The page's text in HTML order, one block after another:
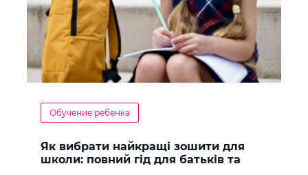
Обучение ребенка
Як вибрати найкращі зошити для
школи: повний гід для батьків та